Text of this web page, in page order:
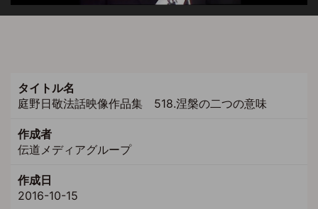
タイトル名
庭野日敬法話映像作品集 518.涅槃の二つの意味
作成者
伝道メディアグループ
作成日
2016-10-15